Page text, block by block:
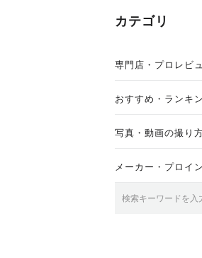
カテゴリ
専門店・プロレビ
おすすめ・ランキ
写真・動画の撮り
メーカー・プロイ